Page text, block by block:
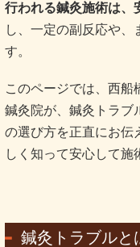
行われる鍼灸施術は、
し、一定の副反応や
す。
このページでは、西船
鍼灸院が、鍼灸トラブ
の選び方を正直にお伝
しく知って安心して施
鍼灸トラブルと